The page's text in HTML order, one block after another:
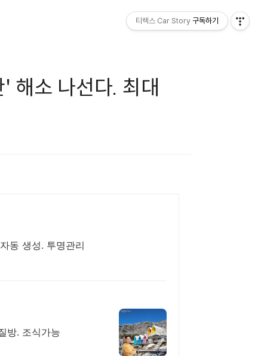
해소 나선다. 최대
열고 닫으세요. 운행일지도 자동 생성. 투명관리
방. 조식가능
티렉스 Car Story 구독하기